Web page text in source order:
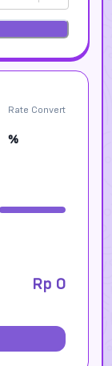
Rate Convert
%
Rp 0